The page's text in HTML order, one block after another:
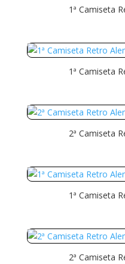
1ª Camiseta
1ª Camiseta
2ª Camiseta
1ª Camiseta
2ª Camiseta